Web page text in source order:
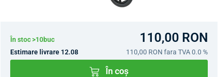
În stoc >10buc 110,00 RON
Estimare livrare 12.08 110,00 RON fara TVA 0.0 %
În coș